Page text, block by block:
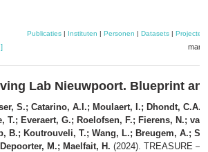
Publicaties| Instituten | Personen | Datasets| Projecten
Lab Nieuwpoort. Blueprint
S.; Catarino, A.I.; Moulaert, I.; Dhondt,
T.; Everaert, G.; Roelofsen, F.; Fierens, N.;
B.; Koutrouveli, T.; Wang, L.; Breugem, A.;
M.; Maelfait, H. (2024). TREASURE –